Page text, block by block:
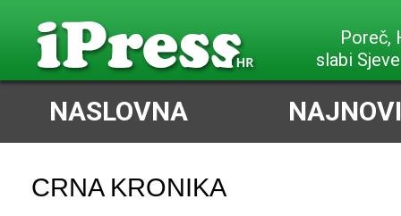
Poreč,
slabi
NASLOVNA
CRNA KRONIKA